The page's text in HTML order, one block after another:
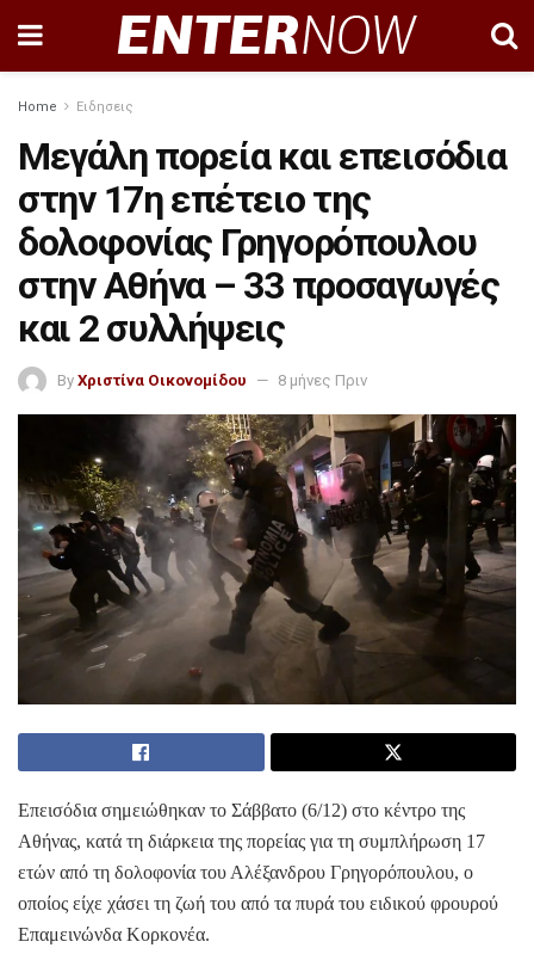
Home Ειδησεις
Μεγάλη πορεία και επεισόδια
στην 17η επέτειο της
δολοφονίας Γρηγορόπουλου
στην Αθήνα – 33 προσαγωγές
και 2 συλλήψεις
By Χριστίνα Οικονομίδου 8 μήνες Πριν
Επεισόδια σημειώθηκαν το Σάββατο (6/12) στο κέντρο της
Αθήνας, κατά τη διάρκεια της πορείας για τη συμπλήρωση 17
ετών από τη δολοφονία του Αλέξανδρου Γρηγορόπουλου, ο
οποίος είχε χάσει τη ζωή του από τα πυρά του ειδικού φρουρού
Επαμεινώνδα Κορκονέα.